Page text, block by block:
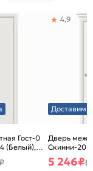
Гост-0
(Белый),
Доставим
Дверь
Скинни-20
декора,
без кромки,
4,9
5 246₽8